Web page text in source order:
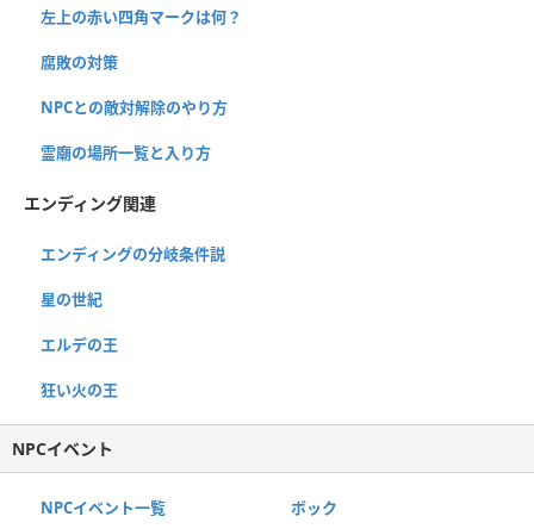
左上の赤い四角マークは何？
腐敗の対策
NPCとの敵対解除のやり方
霊廟の場所一覧と入り方
エンディング関連
エンディングの分岐条件説
星の世紀
エルデの王
狂い火の王
NPCイベント
NPCイベント一覧 ボック